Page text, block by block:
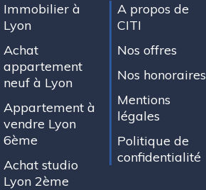
Immobilier à
Lyon
Achat
appartement
neuf à Lyon
Appartement à
vendre Lyon
6ème
Achat studio
Lyon 2ème
A propos de
CITI
Nos offres
Nos honoraires
Mentions
légales
Politique de
confidentialité